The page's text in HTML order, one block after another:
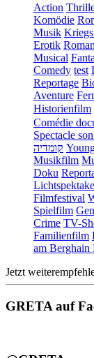
Action
Komödie
Musik
Erotik
Musical
Comedy test
Reportage
Aventure
Historienfilm
Comédie
Spectacle
קומדיה
Musikfilm
Doku
Filmfestival
Spielfilm
Crime TV-
Familienfilm
am Berghain
Jetzt
GRETA auf